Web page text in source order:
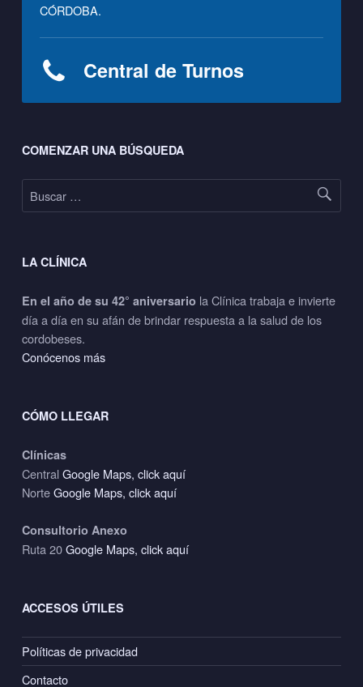
CÓRDOBA.
Central de Turnos
COMENZAR UNA BÚSQUEDA
Buscar:
LA CLÍNICA
En el año de su 42° aniversario la Clínica trabaja e invierte
día a día en su afán de brindar respuesta a la salud de los
cordobeses.
Conócenos más
CÓMO LLEGAR
Clínicas
CentralGoogle Maps, click aquí
NorteGoogle Maps, click aquí
Consultorio Anexo
Ruta 20Google Maps, click aquí
ACCESOS ÚTILES
Políticas de privacidad
Contacto